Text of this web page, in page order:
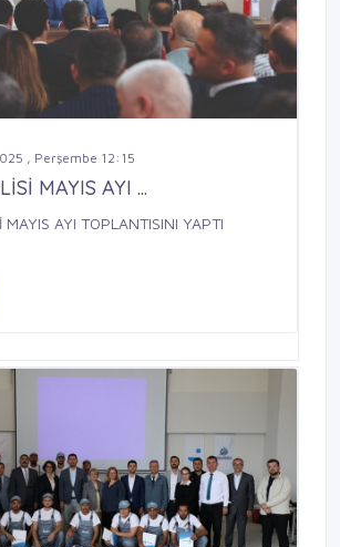
, Perşembe 12:15
MAYIS AYI ...
MAYIS AYI TOPLANTISINI YAPTI